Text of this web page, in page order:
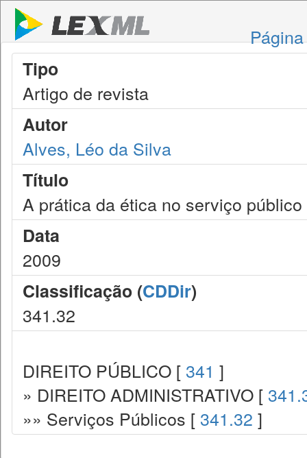
Tipo
Artigo de revista
Autor
Alves, Léo da Silva
Título
A prática da ética no serviço público
Data
2009
Classificação (CDDir)
341.32
DIREITO PÚBLICO [ 341 ]
» DIREITO ADMINISTRATIVO [
»» Serviços Públicos [ 341.32 ]